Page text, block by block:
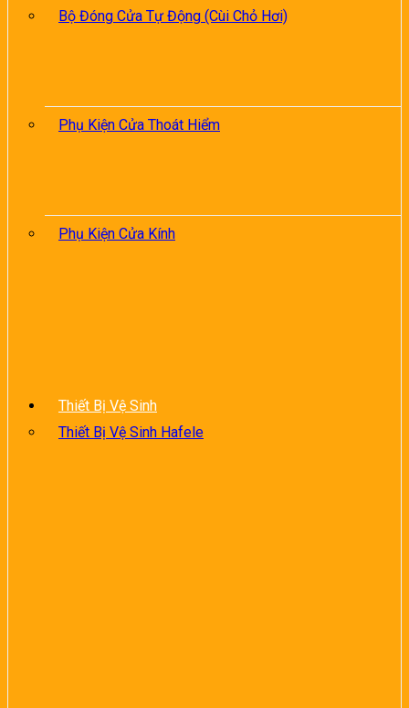
Bộ Đóng Cửa Tự Động (Cùi Chỏ Hơi)
Phụ Kiện Cửa Thoát Hiểm
Phụ Kiện Cửa Kính
Thiết Bị Vệ Sinh
Thiết Bị Vệ Sinh Hafele